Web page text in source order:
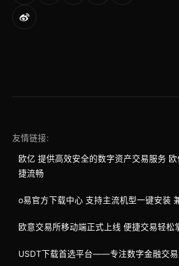
友情链接:
欧亿 提供高效安全的数字资产交易服务
捷流畅
o易官方下载中心 支持主流机型一键安装
欧意交易所移动端正式上线 便捷交易轻松
USDT下载首选平台——专注数字金融交易